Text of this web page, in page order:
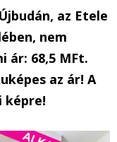
az Etele
nem
ár: 68,5 MFt.
az ár! A
képre!